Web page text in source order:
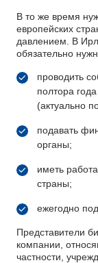
В то же время
европейских
давлением. В
обязательно
проводить
полтора
(актуально
подавать
органы;
иметь
страны;
ежегодно
Представители
компании,
частности,